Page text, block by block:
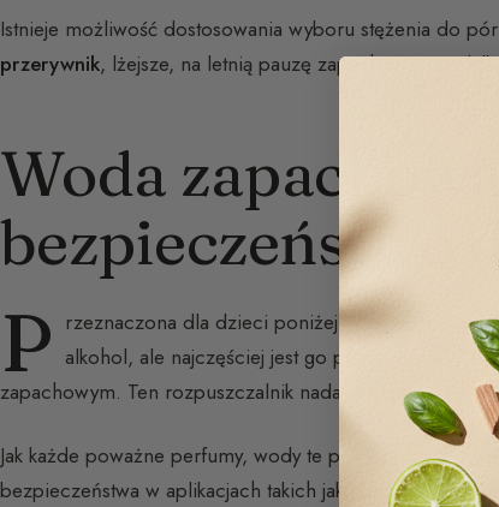
Istnieje możliwość dostosowania wyboru stężenia do
przerywnik, lżejsze, na letnią pauzę zapachową. Oto
Woda zapachowa:
bezpieczeństwo
P rzeznaczona dla dzieci poniżej 3 lat, woda
alkohol, ale najczęściej jest go pozbawiona —
zapachowym. Ten rozpuszczalnik nadaje w dotyku lekko
Jak każde poważne perfumy, wody te powinny być
bezpieczeństwa w aplikacjach takich jak
YukalubClean